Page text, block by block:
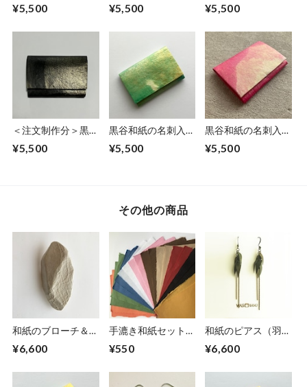
¥5,500 ¥5,500 ¥5,500
＜注文制作分＞黒谷
曜】No.4
¥5,500
黒谷和紙の名刺入れ
¥5,500
黒谷和紙の名刺入れ
¥5,500
その他の商品
和紙のブローチ＆ペ
LNo.1
¥6,600
手漉き和紙セット各
入り
¥550
和紙のピアス（羽）
¥6,600